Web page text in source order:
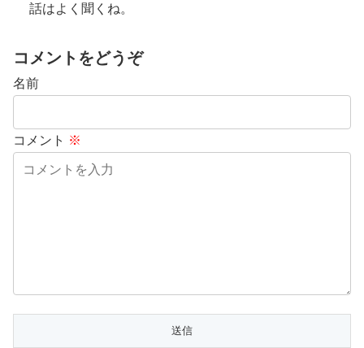
話はよく聞くね。
コメントをどうぞ
名前
コメント ※